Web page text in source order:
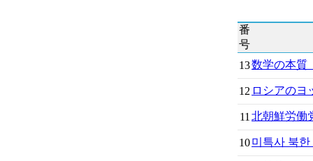
番
号
13数学の本
12 ロシアの
11 北朝鮮労働
10미특사 북